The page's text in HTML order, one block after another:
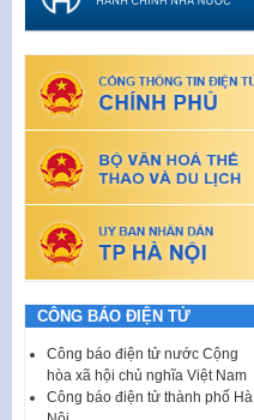
CÔNG BÁO ĐIỆN TỬ
Công báo điện tử nước Cộng
hòa xã hội chủ nghĩa Việt Nam
Công báo điện tử thành phố Hà